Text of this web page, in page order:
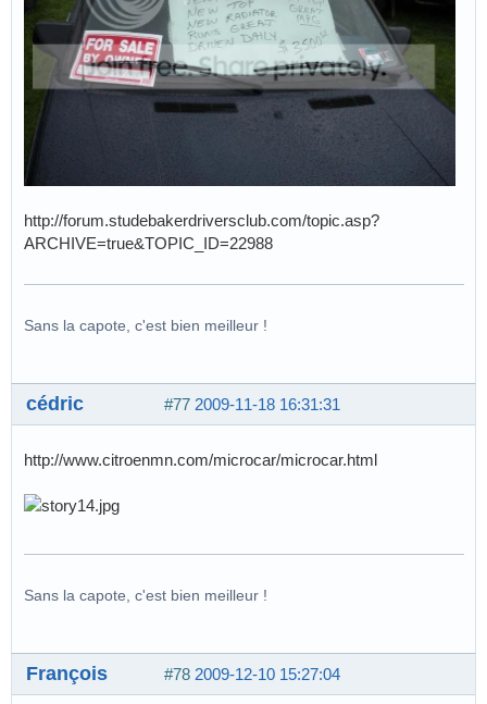
http://forum.studebakerdriversclub.com/topic.asp?
ARCHIVE=true&TOPIC_ID=22988
Sans la capote, c'est bien meilleur !
#77 2009-11-18 16:31:31
cédric
http://www.citroenmn.com/microcar/microcar.html
Sans la capote, c'est bien meilleur !
#78 2009-12-10 15:27:04
François